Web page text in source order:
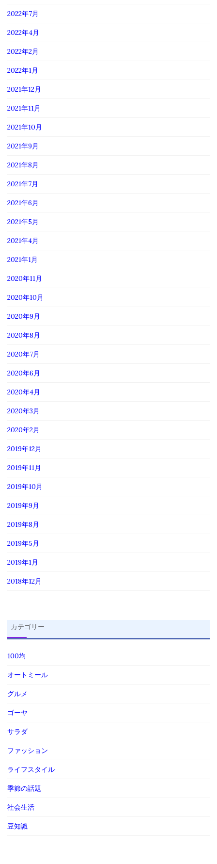
2022年7月
2022年4月
2022年2月
2022年1月
2021年12月
2021年11月
2021年10月
2021年9月
2021年8月
2021年7月
2021年6月
2021年5月
2021年4月
2021年1月
2020年11月
2020年10月
2020年9月
2020年8月
2020年7月
2020年6月
2020年4月
2020年3月
2020年2月
2019年12月
2019年11月
2019年10月
2019年9月
2019年8月
2019年5月
2019年1月
2018年12月
カテゴリー
100均
オートミール
グルメ
ゴーヤ
サラダ
ファッション
ライフスタイル
季節の話題
社会生活
豆知識